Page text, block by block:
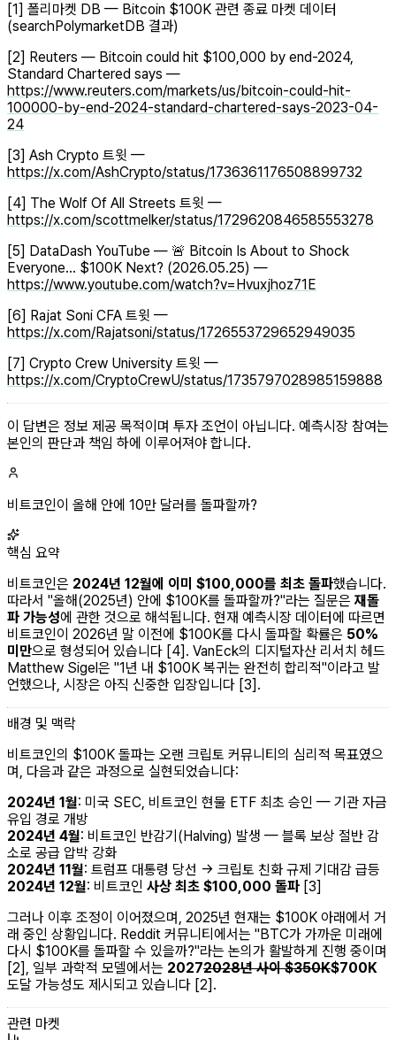
[1] 폴리마켓 DB — Bitcoin $100K 관련 종료 마켓 데이터
(searchPolymarketDB 결과)
[2] Reuters — Bitcoin could hit $100,000 by end-2024,
Standard Chartered says —
https://www.reuters.com/markets/us/bitcoin-could-hit-
100000-by-end-2024-standard-chartered-says-2023-04-
24
[3] Ash Crypto 트윗 —
https://x.com/AshCrypto/status/1736361176508899732
[4] The Wolf Of All Streets 트윗 —
https://x.com/scottmelker/status/1729620846585553278
[5] DataDash YouTube — 🚨 Bitcoin Is About to Shock
Everyone… $100K Next? (2026.05.25) —
https://www.youtube.com/watch?v=Hvuxjhoz71E
[6] Rajat Soni CFA 트윗 —
https://x.com/Rajatsoni/status/1726553729652949035
[7] Crypto Crew University 트윗 —
https://x.com/CryptoCrewU/status/1735797028985159888
이 답변은 정보 제공 목적이며 투자 조언이 아닙니다. 예측시장 참여는
본인의 판단과 책임 하에 이루어져야 합니다.
비트코인이 올해 안에 10만 달러를 돌파할까?
핵심 요약
비트코인은 2024년 12월에 이미 $100,000를 최초 돌파했습니다.
따라서 "올해(2025년) 안에 $100K를 돌파할까?"라는 질문은 재돌
파 가능성에 관한 것으로 해석됩니다. 현재 예측시장 데이터에 따르면
비트코인이 2026년 말 이전에 $100K를 다시 돌파할 확률은 50%
미만으로 형성되어 있습니다 [4]. VanEck의 디지털자산 리서치 헤드
Matthew Sigel은 "1년 내 $100K 복귀는 완전히 합리적"이라고 발
언했으나, 시장은 아직 신중한 입장입니다 [3].
배경 및 맥락
비트코인의 $100K 돌파는 오랜 크립토 커뮤니티의 심리적 목표였으
며, 다음과 같은 과정으로 실현되었습니다:
2024년 1월: 미국 SEC, 비트코인 현물 ETF 최초 승인 — 기관 자금
유입 경로 개방
2024년 4월: 비트코인 반감기(Halving) 발생 — 블록 보상 절반 감
소로 공급 압박 강화
2024년 11월: 트럼프 대통령 당선 → 크립토 친화 규제 기대감 급등
2024년 12월: 비트코인 사상 최초 $100,000 돌파 [3]
그러나 이후 조정이 이어졌으며, 2025년 현재는 $100K 아래에서 거
래 중인 상황입니다. Reddit 커뮤니티에서는 "BTC가 가까운 미래에
다시 $100K를 돌파할 수 있을까?"라는 논의가 활발하게 진행 중이며
[2], 일부 과학적 모델에서는 20272028년 사이 $350K$700K
도달 가능성도 제시되고 있습니다 [2].
관련 마켓